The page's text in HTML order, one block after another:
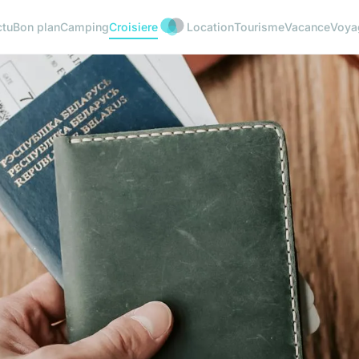
Bon planCampingCroisiere LocationTourismeVacance